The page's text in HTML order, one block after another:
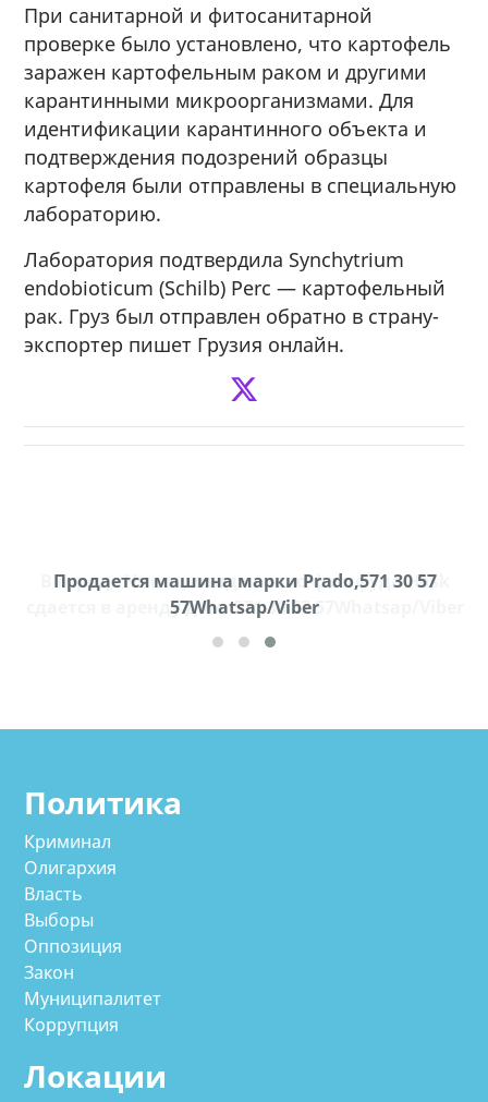
При санитарной и фитосанитарной
проверке было установлено, что картофель
заражен картофельным раком и другими
карантинными микроорганизмами. Для
идентификации карантинного объекта и
подтверждения подозрений образцы
картофеля были отправлены в специальную
лабораторию.
Лаборатория подтвердила Synchytrium
endobioticum (Schilb) Perc — картофельный
рак. Груз был отправлен обратно в страну-
экспортер пишет Грузия онлайн.
В городе Ниноцминда около фастфуда Hask
cдается в аренду дом, 571 30 57 57Whatsap/Viber
Продается машина марки Prado,571 30 57
57Whatsap/Viber
Политика
Криминал
Олигархия
Власть
Выборы
Оппозиция
Закон
Муниципалитет
Коррупция
Локации